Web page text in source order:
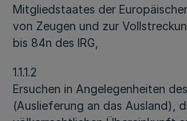
Mitgliedstaates der
von Zeugen und zur
bis 84n des IRG,
1.1.1.2
Ersuchen in Angelegenheiten
(Auslieferung an das Ausland),